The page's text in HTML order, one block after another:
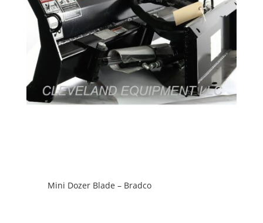
Mini Dozer Blade – Bradco